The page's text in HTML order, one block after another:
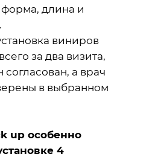
длина и
виниров
за два визита,
согласован, а врач
в выбранном
up особенно
4